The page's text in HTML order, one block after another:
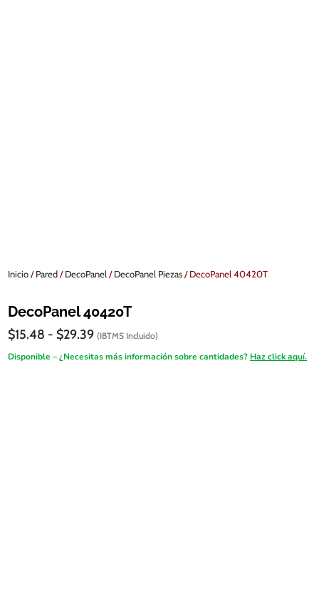
Inicio/Pared/DecoPanel /DecoPanel Piezas/ DecoPanel 40420T
DecoPanel 40420T
$15.48 - $29.39Rango
precios:
(IBTMS Incluido)
Disponible – ¿Necesitas más información sobre cantidades? Haz click aquí.